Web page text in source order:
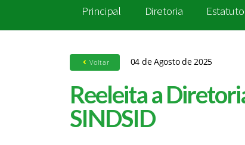
Principal Diretoria
Voltar 04 de Agosto de 2025
Reeleita a
SINDSID